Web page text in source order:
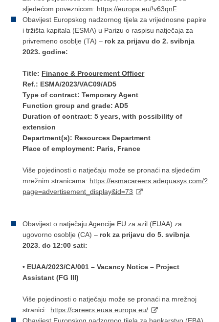
sljedećom poveznicom: https://europa.eu/!v63qnF
Obavijest Europskog nadzornog tijela za vrijednosne papire
i tržišta kapitala (ESMA) u Parizu o raspisu natječaja za
privremeno osoblje (TA) – rok za prijavu do 2. svibnja
2023. godine:
Title: Finance & Procurement Officer
Ref.: ESMA/2023/VAC09/AD5
Type of contract: Temporary Agent
Function group and grade: AD5
Duration of contract: 5 years, with possibility of
extension
Department(s): Resources Department
Place of employment: Paris, France
Više pojedinosti o natječaju može se pronaći na sljedećim
mrežnim stranicama: https://esmacareers.adequasys.com/?
page=advertisement_display&id=73
Obavijest o natječaju Agencije EU za azil (EUAA) za
ugovorno osoblje (CA) – rok za prijavu do 5. svibnja
2023. do 12:00 sati:
• EUAA/2023/CA/001 – Vacancy Notice – Project
Assistant (FG III)
Više pojedinosti o natječaju može se pronaći na mrežnoj
stranici: https://careers.euaa.europa.eu/
Obavijest Europskog nadzornog tijela za bankarstvo (EBA)